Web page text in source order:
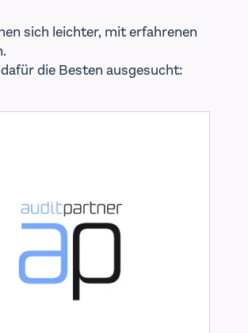
sich leichter, mit erfahrenen
die Besten ausgesucht: